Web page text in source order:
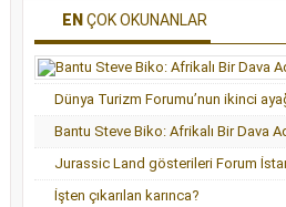
yazılmaz; bazen en küçük
varlıkların cesareti,...
yılan ne
ENÇOK OKUNANLAR
Bantu Steve Biko: Afrikalı Bir Dava
Jurassic Land gösterileri Forum
İşten çıkarılan karınca?